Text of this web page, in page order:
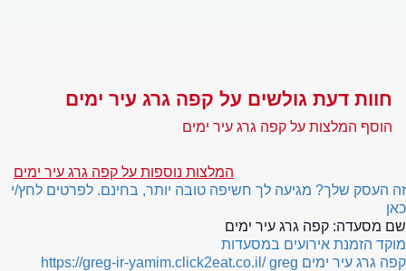
חוות דעת גולשים על קפה גרג עיר ימים
הוסף המלצות על קפה גרג עיר ימים
המלצות נוספות על קפה גרג עיר ימים
זה העסק שלך? מגיעה לך חשיפה טובה יותר, בחינם. לפרטים לחץ/י
כאן
שם מסעדה: קפה גרג עיר ימים
מוקד הזמנת אירועים במסעדות
קפה גרג עיר ימים
https://greg-ir-yamim.click2eat.co.il/ greg